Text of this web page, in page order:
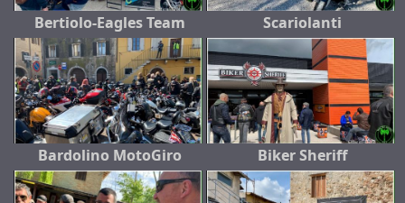
Bertiolo-Eagles Team Scariolanti
Bardolino MotoGiro Biker Sheriff